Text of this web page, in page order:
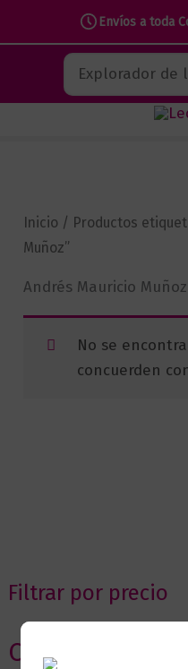
Envíos a toda
contenido
Buscar
Filtrar por precio
Categorias
Inicio / Productos
Muñoz”
Andrés Mauricio Muñoz
No se
concuerden